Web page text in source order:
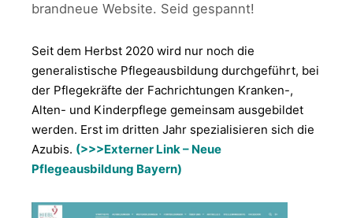
brandneue Website. Seid gespannt!
Seit dem Herbst 2020 wird nur noch die
generalistische Pflegeausbildung durchgeführt, bei
der Pflegekräfte der Fachrichtungen Kranken-,
Alten- und Kinderpflege gemeinsam ausgebildet
werden. Erst im dritten Jahr spezialisieren sich die
Azubis. (>>>Externer Link – Neue
Pflegeausbildung Bayern)